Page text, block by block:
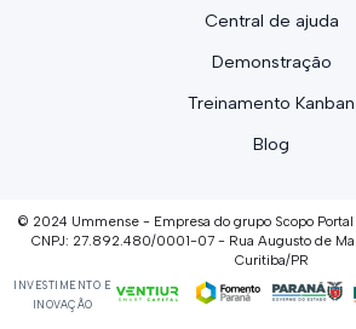
Central de ajuda
Demonstração
Treinamento Kanban
Blog
© 2024 Ummense - Empresa do grupo Scopo
CNPJ: 27.892.480/0001-07 - Rua Augusto de
Curitiba/PR
INVESTIMENTO E
INOVAÇÃO